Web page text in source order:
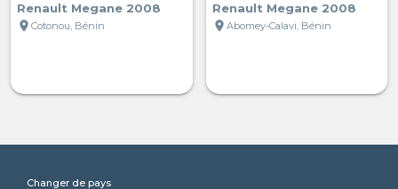
Renault Megane 2008
location_on Cotonou, Bénin
Renault Megane 2008
location_on Abomey-Calavi, Bénin
Changer de pays